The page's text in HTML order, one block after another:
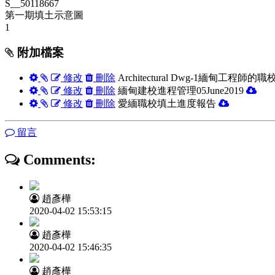
S__50118667
第一期填土示意圖
1
附加檔案
修改 刪除 Architectural Dwg-1緬甸工程師的職
修改
刪除 緬甸建校進程管理05June2019
修改
刪除 愛緬職校填土進度報告
留言
Comments:
趙彥樺
2020-04-02 15:53:15
趙彥樺
2020-04-02 15:46:35
趙彥樺